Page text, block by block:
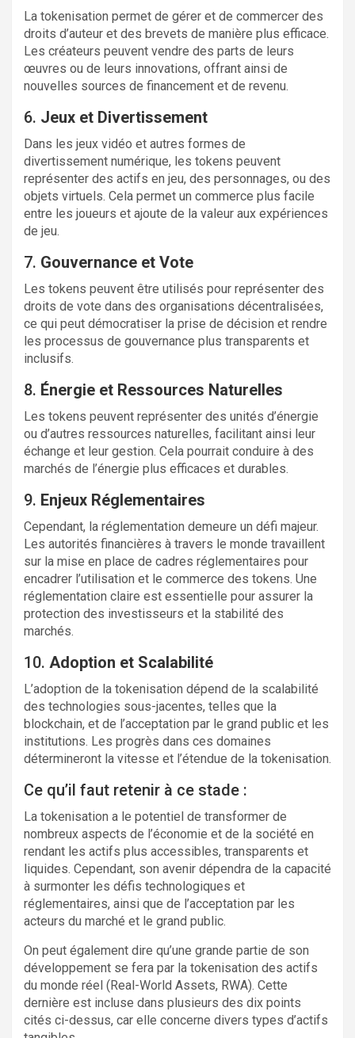
La tokenisation permet de gérer et de commercer des
droits d’auteur et des brevets de manière plus efficace.
Les créateurs peuvent vendre des parts de leurs
œuvres ou de leurs innovations, offrant ainsi de
nouvelles sources de financement et de revenu.
6. Jeux et Divertissement
Dans les jeux vidéo et autres formes de
divertissement numérique, les tokens peuvent
représenter des actifs en jeu, des personnages, ou des
objets virtuels. Cela permet un commerce plus facile
entre les joueurs et ajoute de la valeur aux expériences
de jeu.
7. Gouvernance et Vote
Les tokens peuvent être utilisés pour représenter des
droits de vote dans des organisations décentralisées,
ce qui peut démocratiser la prise de décision et rendre
les processus de gouvernance plus transparents et
inclusifs.
8. Énergie et Ressources Naturelles
Les tokens peuvent représenter des unités d’énergie
ou d’autres ressources naturelles, facilitant ainsi leur
échange et leur gestion. Cela pourrait conduire à des
marchés de l’énergie plus efficaces et durables.
9. Enjeux Réglementaires
Cependant, la réglementation demeure un défi majeur.
Les autorités financières à travers le monde travaillent
sur la mise en place de cadres réglementaires pour
encadrer l’utilisation et le commerce des tokens. Une
réglementation claire est essentielle pour assurer la
protection des investisseurs et la stabilité des
marchés.
10. Adoption et Scalabilité
L’adoption de la tokenisation dépend de la scalabilité
des technologies sous-jacentes, telles que la
blockchain, et de l’acceptation par le grand public et les
institutions. Les progrès dans ces domaines
détermineront la vitesse et l’étendue de la tokenisation.
Ce qu’il faut retenir à ce stade :
La tokenisation a le potentiel de transformer de
nombreux aspects de l’économie et de la société en
rendant les actifs plus accessibles, transparents et
liquides. Cependant, son avenir dépendra de la capacité
à surmonter les défis technologiques et
réglementaires, ainsi que de l’acceptation par les
acteurs du marché et le grand public.
On peut également dire qu’une grande partie de son
développement se fera par la tokenisation des actifs
du monde réel (Real-World Assets, RWA). Cette
dernière est incluse dans plusieurs des dix points
cités ci-dessus, car elle concerne divers types d’actifs